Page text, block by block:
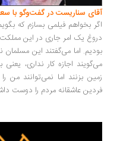
سناریست در گفت‌وگو با سعید
بخواهم فیلمی بسازم که بگویم
یک امر جاری در این مملکت است.
اما می‌گفتند این مسلمان
اجازه کار نداری، یعنی با
بزنند اما نمی‌توانند من را روی
عاشقانه مردم را دوست داشت ...